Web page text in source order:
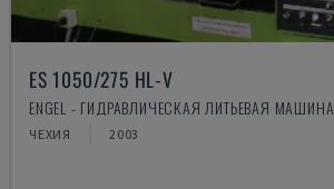
ES 1050/275 HL-V
ENGEL - ГИДРАВЛИЧЕСКАЯ ЛИТЬЕВАЯ МАШИНА
ЧЕХИЯ 2003